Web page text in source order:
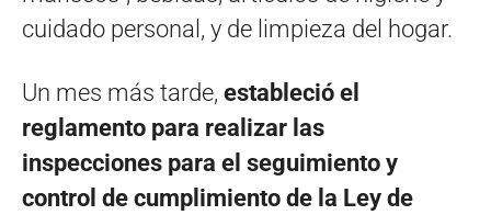
cuidado personal, y de limpieza del hogar.
Un mes más tarde, estableció el
reglamento para realizar las
inspecciones para el seguimiento y
control de cumplimiento de la Ley de